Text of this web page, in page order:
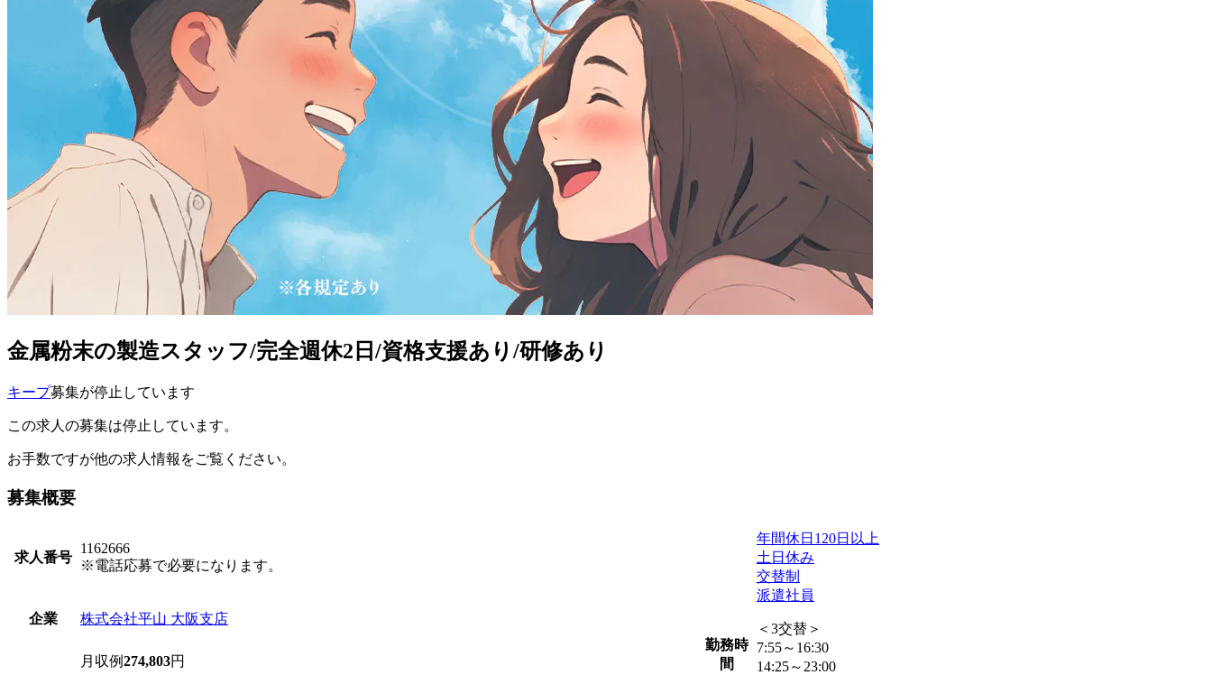
金属粉末の製造スタッフ/完全週休2日/資格支援あり/研修あり
キープ募集が停止しています
この求人の募集は停止しています。
お手数ですが他の求人情報をご覧ください。
募集概要
求人番号
1162666
※電話応募で必要になります。
企業 株式会社平山 大阪支店
月収例274,803円
勤務時
間
年間休日120日以上
土日休み
交替制
派遣社員
＜3交替＞
7:55～16:30
14:25～23:00